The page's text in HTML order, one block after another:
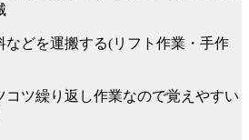
どを運搬する(リフト作業・手作
ツ繰り返し作業なので覚えやすい